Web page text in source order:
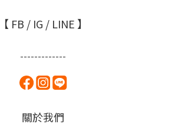
【 FB / IG / LINE 】
-------------
關於我們